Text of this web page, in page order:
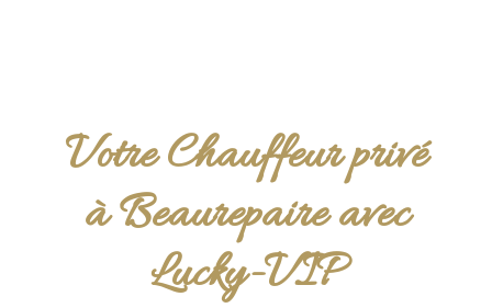
Votre Chauffeur privé
à Beaurepaire avec
Lucky-VIP